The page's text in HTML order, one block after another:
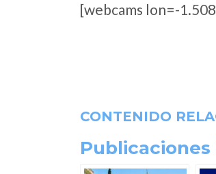
[webcams lon=-
CONTENIDO
Publicaciones